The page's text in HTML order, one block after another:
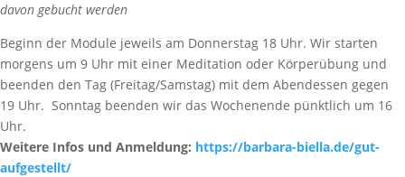
davon gebucht werden
Beginn der Module jeweils am Donnerstag 18 Uhr. Wir starten
morgens um 9 Uhr mit einer Meditation oder Körperübung und
beenden den Tag (Freitag/Samstag) mit dem Abendessen gegen
19 Uhr. Sonntag beenden wir das Wochenende pünktlich um 16
Uhr.
Weitere Infos und Anmeldung: https://barbara-biella.de/gut-
aufgestellt/